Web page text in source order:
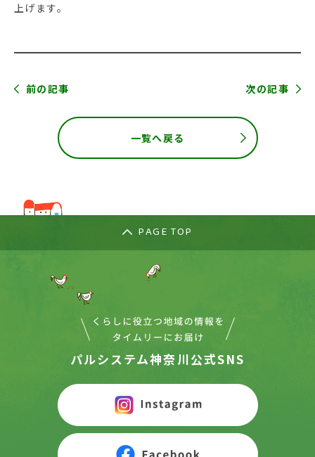
上げます。
前の記事 次の記事
一覧へ戻る
PAGE TOP
パルシステム神奈川公式SNS